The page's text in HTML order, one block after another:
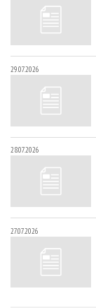
29.07.2026
28.07.2026
27.07.2026